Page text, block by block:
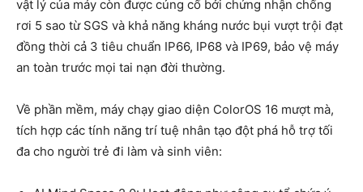
vật lý của máy còn được củng cố bởi chứng nhận chống
rơi 5 sao từ SGS và khả năng kháng nước bụi vượt trội đạt
đồng thời cả 3 tiêu chuẩn IP66, IP68 và IP69, bảo vệ máy
an toàn trước mọi tai nạn đời thường.
Về phần mềm, máy chạy giao diện ColorOS 16 mượt mà,
tích hợp các tính năng trí tuệ nhân tạo đột phá hỗ trợ tối
đa cho người trẻ đi làm và sinh viên: